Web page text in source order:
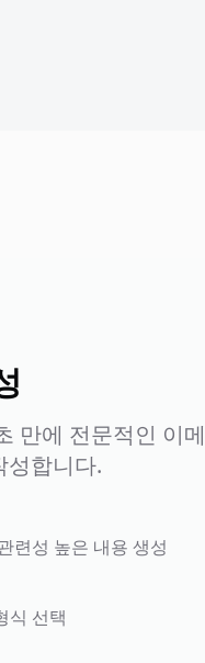
만에 전문적인 이
성합니다.
련성 높은 내용 생성
식 선택